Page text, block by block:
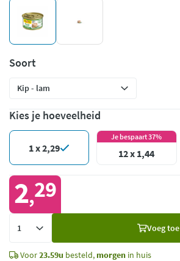
Soort
Kies je hoeveelheid
1 x 2,29
Je bespaart 37%
12 x 1,44
2,29
Voeg toe
Voor23.59u besteld, morgen in huis